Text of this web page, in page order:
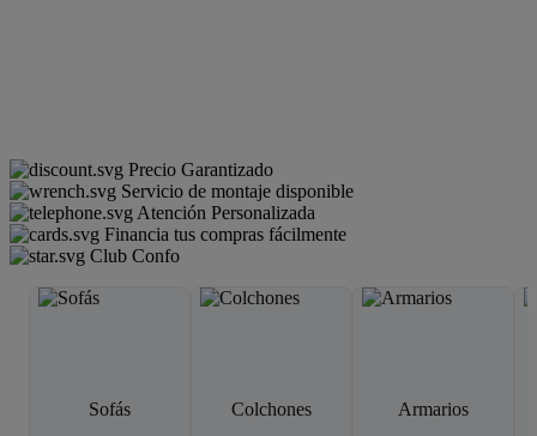
Precio Garantizado
Servicio de montaje disponible
Atención Personalizada
Financia tus compras fácilmente
Club Confo
Sofás Colchones Armarios